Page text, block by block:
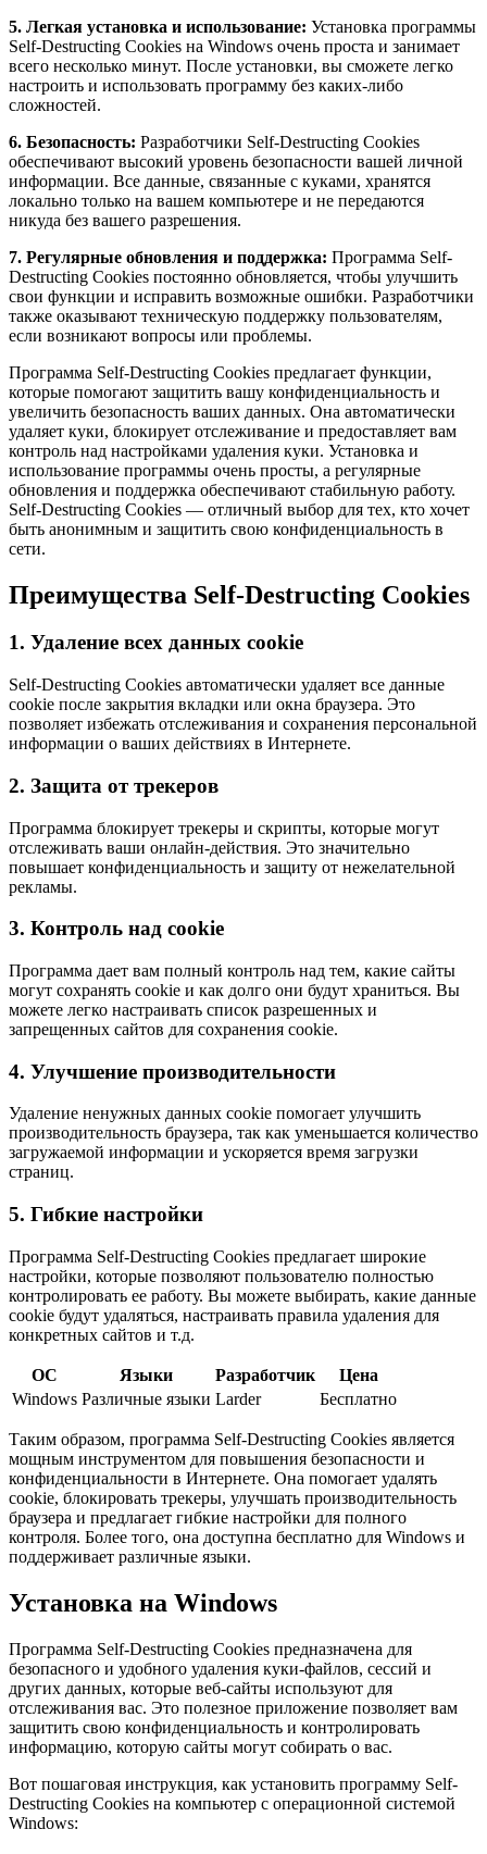
5. Легкая установка и использование: Установка программы
Self-Destructing Cookies на Windows очень проста и занимает
всего несколько минут. После установки, вы сможете легко
настроить и использовать программу без каких-либо
сложностей.
6. Безопасность: Разработчики Self-Destructing Cookies
обеспечивают высокий уровень безопасности вашей личной
информации. Все данные, связанные с куками, хранятся
локально только на вашем компьютере и не передаются
никуда без вашего разрешения.
7. Регулярные обновления и поддержка: Программа Self-
Destructing Cookies постоянно обновляется, чтобы улучшить
свои функции и исправить возможные ошибки. Разработчики
также оказывают техническую поддержку пользователям,
если возникают вопросы или проблемы.
Программа Self-Destructing Cookies предлагает функции,
которые помогают защитить вашу конфиденциальность и
увеличить безопасность ваших данных. Она автоматически
удаляет куки, блокирует отслеживание и предоставляет вам
контроль над настройками удаления куки. Установка и
использование программы очень просты, а регулярные
обновления и поддержка обеспечивают стабильную работу.
Self-Destructing Cookies — отличный выбор для тех, кто хочет
быть анонимным и защитить свою конфиденциальность в
сети.
Преимущества Self-Destructing Cookies
1. Удаление всех данных cookie
Self-Destructing Cookies автоматически удаляет все данные
cookie после закрытия вкладки или окна браузера. Это
позволяет избежать отслеживания и сохранения персональной
информации о ваших действиях в Интернете.
2. Защита от трекеров
Программа блокирует трекеры и скрипты, которые могут
отслеживать ваши онлайн-действия. Это значительно
повышает конфиденциальность и защиту от нежелательной
рекламы.
3. Контроль над cookie
Программа дает вам полный контроль над тем, какие сайты
могут сохранять cookie и как долго они будут храниться. Вы
можете легко настраивать список разрешенных и
запрещенных сайтов для сохранения cookie.
4. Улучшение производительности
Удаление ненужных данных cookie помогает улучшить
производительность браузера, так как уменьшается количество
загружаемой информации и ускоряется время загрузки
страниц.
5. Гибкие настройки
Программа Self-Destructing Cookies предлагает широкие
настройки, которые позволяют пользователю полностью
контролировать ее работу. Вы можете выбирать, какие данные
cookie будут удаляться, настраивать правила удаления для
конкретных сайтов и т.д.
ОС Языки Разработчик
Цена
Windows Различные языки Larder Бесплатно
Таким образом, программа Self-Destructing Cookies является
мощным инструментом для повышения безопасности и
конфиденциальности в Интернете. Она помогает удалять
cookie, блокировать трекеры, улучшать производительность
браузера и предлагает гибкие настройки для полного
контроля. Более того, она доступна бесплатно для Windows и
поддерживает различные языки.
Установка на Windows
Программа Self-Destructing Cookies предназначена для
безопасного и удобного удаления куки-файлов, сессий и
других данных, которые веб-сайты используют для
отслеживания вас. Это полезное приложение позволяет вам
защитить свою конфиденциальность и контролировать
информацию, которую сайты могут собирать о вас.
Вот пошаговая инструкция, как установить программу Self-
Destructing Cookies на компьютер с операционной системой
Windows: